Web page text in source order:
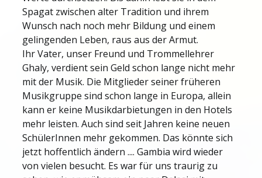
Spagat zwischen alter Tradition und ihrem
Wunsch nach noch mehr Bildung und einem
gelingenden Leben, raus aus der Armut.
Ihr Vater, unser Freund und Trommellehrer
Ghaly, verdient sein Geld schon lange nicht mehr
mit der Musik. Die Mitglieder seiner früheren
Musikgruppe sind schon lange in Europa, allein
kann er keine Musikdarbietungen in den Hotels
mehr leisten. Auch sind seit Jahren keine neuen
SchülerInnen mehr gekommen. Das könnte sich
jetzt hoffentlich ändern .... Gambia wird wieder
von vielen besucht. Es war für uns traurig zu